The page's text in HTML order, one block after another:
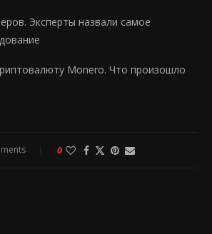
Эксперты назвали самое
Monero. Что произошло
0